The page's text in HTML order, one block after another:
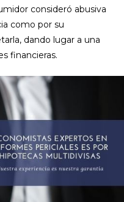
consideró abusiva
como por su
dando lugar a una
financieras.